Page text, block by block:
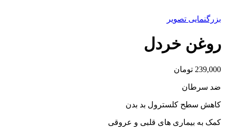
بزرگنمایی تصویر
روغن خردل
239,000 تومان
ضد سرطان
کاهش سطح کلسترول بد بدن
کمک به بیماری های قلبی و عروقی